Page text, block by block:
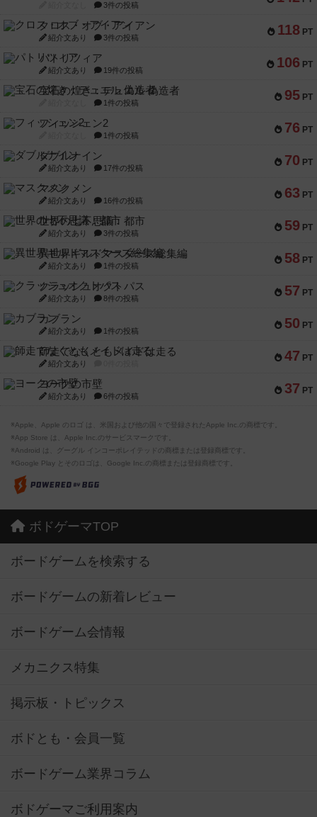
3件の投稿
118 PT
クロス・オブ・アイアン
紹介文あり 3件の投稿
106 PT
パトリツィア
紹介文あり 19件の投稿
95 PT
宝石の煌き：デュエル 偽造者
1件の投稿
76 PT
フィッシェン2
1件の投稿
70 PT
ダブルナイン
紹介文あり 17件の投稿
63 PT
マスクメン
紹介文あり 16件の投稿
59 PT
世界の七不思議：都市
紹介文あり 3件の投稿
58 PT
異世界ギルドマスターズ総集編
紹介文あり 1件の投稿
57 PT
クラッシュオクトパス
紹介文あり 8件の投稿
50 PT
カブラン
紹介文あり 1件の投稿
47 PT
師走でなくともメイドは走る
紹介文あり
37 PT
ヨークの市壁
紹介文あり 6件の投稿
※Apple、Apple のロゴ は、米国および他の国々で登録されたApple Inc.の商標です。
※App Store は、Apple Inc.のサービスマークです。
※Android は、グーグル インコーポレイテッドの商標または登録商標です。
※Google Play とそのロゴは、Google Inc.の商標または登録商標です。
ボドゲーマTOP
ボードゲームを検索する
ボードゲームの新着レビュー
ボードゲーム会情報
メカニクス特集
掲示板・トピックス
ボドとも・会員一覧
ボードゲーム業界コラム
ボドゲーマご利用案内